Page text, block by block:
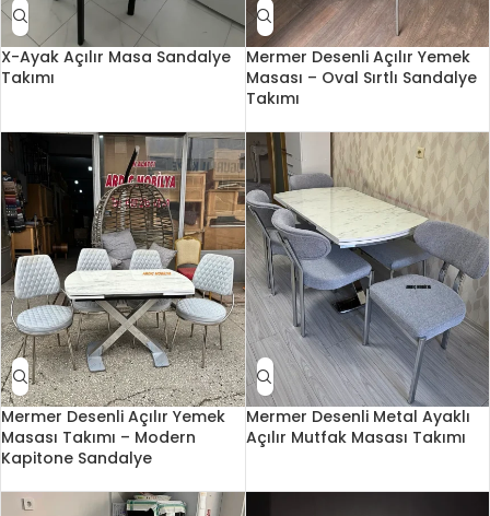
X-Ayak Açılır Masa Sandalye
Takımı
Mermer Desenli Açılır Yemek
Masası – Oval Sırtlı Sandalye
Takımı
Mermer Desenli Açılır Yemek
Masası Takımı – Modern
Kapitone Sandalye
Mermer Desenli Metal Ayaklı
Açılır Mutfak Masası Takımı